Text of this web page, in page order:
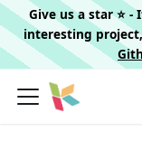
Give us a star ⭐️
interesting